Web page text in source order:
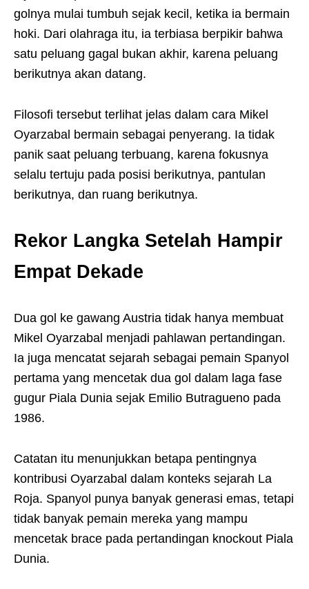
golnya mulai tumbuh sejak kecil, ketika ia bermain
hoki. Dari olahraga itu, ia terbiasa berpikir bahwa
satu peluang gagal bukan akhir, karena peluang
berikutnya akan datang.
Filosofi tersebut terlihat jelas dalam cara Mikel
Oyarzabal bermain sebagai penyerang. Ia tidak
panik saat peluang terbuang, karena fokusnya
selalu tertuju pada posisi berikutnya, pantulan
berikutnya, dan ruang berikutnya.
Rekor Langka Setelah Hampir
Empat Dekade
Dua gol ke gawang Austria tidak hanya membuat
Mikel Oyarzabal menjadi pahlawan pertandingan.
Ia juga mencatat sejarah sebagai pemain Spanyol
pertama yang mencetak dua gol dalam laga fase
gugur Piala Dunia sejak Emilio Butragueno pada
1986.
Catatan itu menunjukkan betapa pentingnya
kontribusi Oyarzabal dalam konteks sejarah La
Roja. Spanyol punya banyak generasi emas, tetapi
tidak banyak pemain mereka yang mampu
mencetak brace pada pertandingan knockout Piala
Dunia.